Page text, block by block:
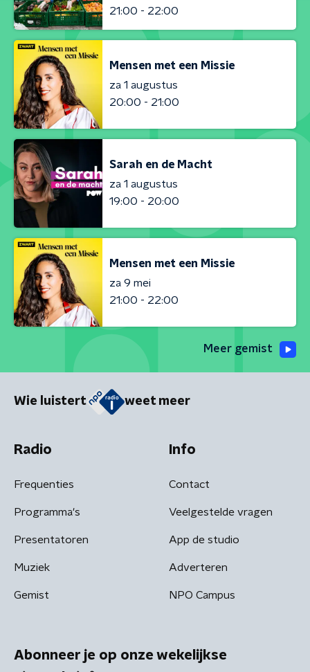
21:00 - 22:00
Mensen met een Missie
za 1 augustus
20:00 - 21:00
Sarah en de Macht
za 1 augustus
19:00 - 20:00
Mensen met een Missie
za 9 mei
21:00 - 22:00
Meer gemist
Wie luistert weet meer
Radio
Frequenties
Programma's
Presentatoren
Muziek
Gemist
Info
Contact
Veelgestelde vragen
App de studio
Adverteren
NPO Campus
Abonneer je op onze wekelijkse